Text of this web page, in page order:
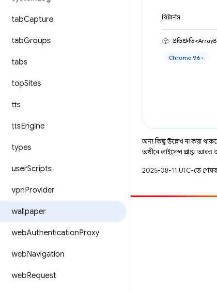
tabCapture
tabGroups
tabs
topSites
tts
ttsEngine
types
userScripts
vpnProvider
wallpaper
webAuthenticationProxy
webNavigation
webRequest
রিটার্নস
Chrome 96+
অন্য কিছু উল্লেখ না করা
অধীনে লাইসেন্স প্রাপ্ত। আরও
2025-08-11 UTC-তে
অবদান
একটি বাগ ফাইল করুন